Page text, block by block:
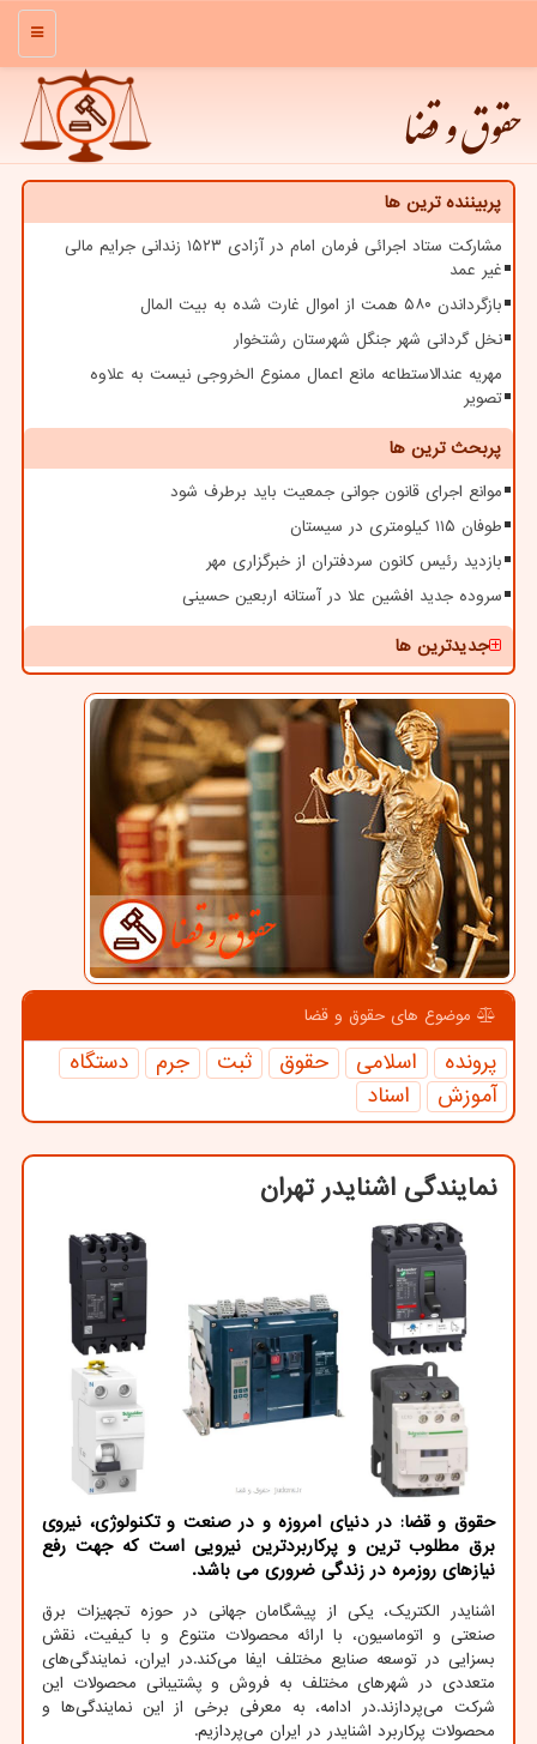
منو
حقوق و قضا
پربیننده ترین ها
مشارکت ستاد اجرائی فرمان امام در آزادی ۱۵۲۳ زندانی جرایم مالی
غیر عمد
بازگرداندن ۵۸۰ همت از اموال غارت شده به بیت المال
نخل گردانی شهر جنگل شهرستان رشتخوار
مهریه عندالاستطاعه مانع اعمال ممنوع الخروجی نیست به علاوه
تصویر
پربحث ترین ها
موانع اجرای قانون جوانی جمعیت باید برطرف شود
طوفان ۱۱۵ کیلومتری در سیستان
بازدید رئیس کانون سردفتران از خبرگزاری مهر
سروده جدید افشین علا در آستانه اربعین حسینی
جدیدترین ها
موضوع های حقوق و قضا
پرونده اسلامی حقوق ثبت جرم
دستگاه
آموزش
اسناد
نمایندگی اشنایدر تهران
حقوق و قضا: در دنیای امروزه و در صنعت و تكنولوژی، نیروی
برق مطلوب ترین و پركاربردترین نیرویی است كه جهت رفع
نیازهای روزمره در زندگی ضروری می باشد.
اشنایدر الکتریک، یکی از پیشگامان جهانی در حوزه تجهیزات برق
صنعتی و اتوماسیون، با ارائه محصولات متنوع و با کیفیت، نقش
بسزایی در توسعه صنایع مختلف ایفا می‌کند.در ایران، نمایندگی‌های
متعددی در شهرهای مختلف به فروش و پشتیبانی محصولات این
شرکت می‌پردازند.در ادامه، به معرفی برخی از این نمایندگی‌ها و
محصولات پرکاربرد اشنایدر در ایران می‌پردازیم.​